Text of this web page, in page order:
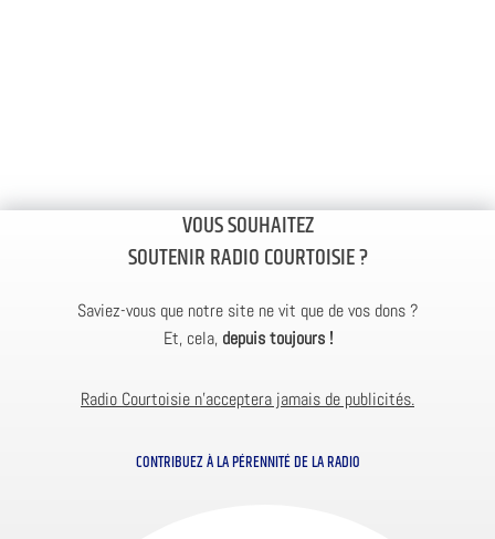
VOUS SOUHAITEZ
SOUTENIR RADIO COURTOISIE ?
Saviez-vous que notre site ne vit que de vos dons ?
Et, cela, depuis toujours !
Radio Courtoisie n’acceptera jamais de publicités.
CONTRIBUEZ À LA PÉRENNITÉ DE LA RADIO